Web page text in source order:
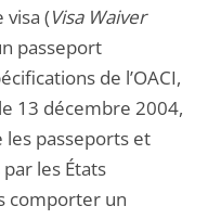
visa (Visa Waiver
passeport
de l’OACI,
13 décembre 2004,
les passeports et
les États
comporter un